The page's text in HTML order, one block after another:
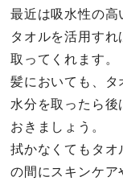
最近は吸水性の高
タオルを活用す
取ってくれます。
髪においても、
水分を取ったら
おきましょう。
拭かなくてもタオ
の間にスキンケ